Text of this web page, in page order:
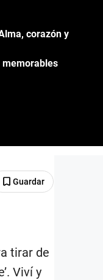
corazón y
memorables
Guardar
tirar de
Viví y